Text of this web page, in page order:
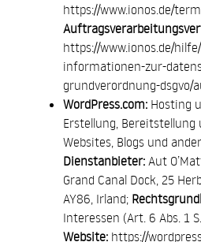
https://www.ionos.de/
https://www.ionos.de/
informationen-zur-
grundverordnung-
WordPress.com: Hosting
Erstellung, Bereitstellung
Websites, Blogs und
Dienstanbieter: Aut
Grand Canal Dock, 25
AY86, Irland;
Interessen (Art. 6 Abs. 1
Website: https://